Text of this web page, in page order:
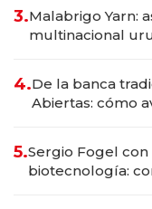
prepara apertura
3.Malabrigo Yarn:
multinacional
4.De la banca
Abiertas: cómo
5.Sergio Fogel
biotecnología: